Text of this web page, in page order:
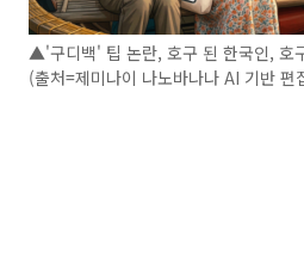
▲'구디백' 팁 논란, 호구 된 한국인, 호
(출처=제미나이 나노바나나 AI 기반 편